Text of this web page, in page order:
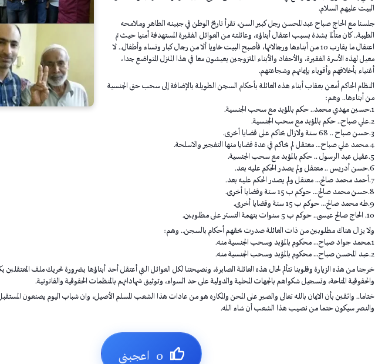
البيت عليهم السلام.
جلسنا مع الحاج صباح عبدالمحسن رجل كبير السن، تقرأ تاريخ الوطن في جبينه الطاهر وملامحه
الطيبة.. كان متألما بشدة بسبب اعتقال أبناؤه، وعائلته من العوائل الفقيرة المستهدفة أمنيا حيث تم
اعتقال ما يقارب 10 من أبناءها ورجالاتها، فأصبح البيت خاويا ألا من رجال كبار ونساء وأطفال.. لا
معيل لهذه الأسرة الفقيرة، والأحفاد والأبناء المتزوجين يعيشون معا في هذا المنزل المتواضع جدا،
أغنياء بأخلاقهم وأقوياء بإيمانهم وشجاعتهم.
النظام الحاكم أمعن بعقاب أبناء هذه العائلة بأحكام السجن الطويلة بالإضافة إلى سحب حق الجنسية
من أبناءها.. وهم:
1.حسين مهدي محمد.. حكم بالمؤبد مع سحب الجنسية.
2.علي صباح.. حكم بالمؤبد مع سحب الجنسية.
3.حسن صباح .. 68 سنة ولازال يحاكم على قضايا أخرى.
4.محمد علي صباح… معتقل لم يحاكم في عدة قضايا منها التفجير والاسلحة.
5.عقيل عبد الرسول .. حكم بالمؤبد مع سحب الجنسية.
6.حسن أدريس .. معتقل ولم يصدر الحكم عليه بعد.
7.أحمد محمد صالح… معتقل ولم يصدر الحكم عليه بعد.
8.حسن محمد صالح… حوكم ب 15 سنة وقضايا أخرى.
9.طه محمد صالح… حوكم ب 15 سنة وقضايا أخرى.
10. الحاج صالح عيسى.. حوكم ب 5 سنوات بتهمة التستر على مطلوبين.
ولا يزال هناك مطلوبين من ذات العائلة صدرت بحقهم أحكام بالسجن.. وهم:
1.محمد جواد صباح… محكوم بالمؤبد وسحب الجنسية منه.
2.عبد المحسن صباح… محكوم بالمؤبد وسحب الجنسية منه.
خرجنا من هذه الزيارة وقلوبنا تتألم لحال هذه العائلة الصابرة، ونصيحتنا لكل العوائل التي أعتقل أحد أبناؤها بضرورة تحريك ملف المعتقلين
والحقوقية المتاحة، وتسجيل شكواهم بالجهات المحلية والدولية على حد السواء، وتوثيق شهاداتهم بالمنظمات الحقوقية والقانونية.
ختاما.. واثقين بأن الايمان بالله تعالى والصبر على المحن والمكاره هو من عادات هذا الشعب المسلم الأصيل، وان شباب اليوم يصنعون
والنصر سيكون حتما من نصيب هذا الشعب أن شاء الله.